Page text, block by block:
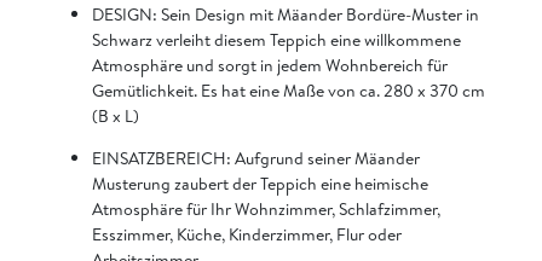
DESIGN: Sein Design mit Mäander Bordüre-Muster in
Schwarz verleiht diesem Teppich eine willkommene
Atmosphäre und sorgt in jedem Wohnbereich für
Gemütlichkeit. Es hat eine Maße von ca. 280 x 370 cm
(B x L)
EINSATZBEREICH: Aufgrund seiner Mäander
Musterung zaubert der Teppich eine heimische
Atmosphäre für Ihr Wohnzimmer, Schlafzimmer,
Esszimmer, Küche, Kinderzimmer, Flur oder